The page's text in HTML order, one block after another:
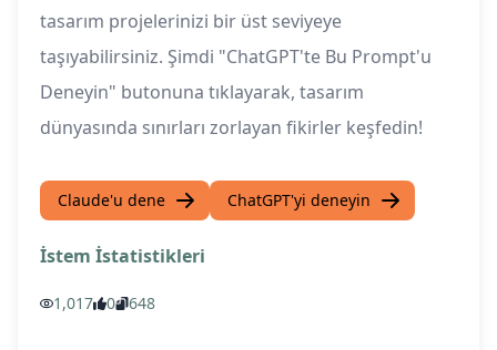
tasarım projelerinizi bir üst seviyeye
taşıyabilirsiniz. Şimdi "ChatGPT'te Bu Prompt'u
Deneyin" butonuna tıklayarak, tasarım
dünyasında sınırları zorlayan fikirler keşfedin!
Claude'u dene ChatGPT'yi deneyin
İstem İstatistikleri
1,017 0 648